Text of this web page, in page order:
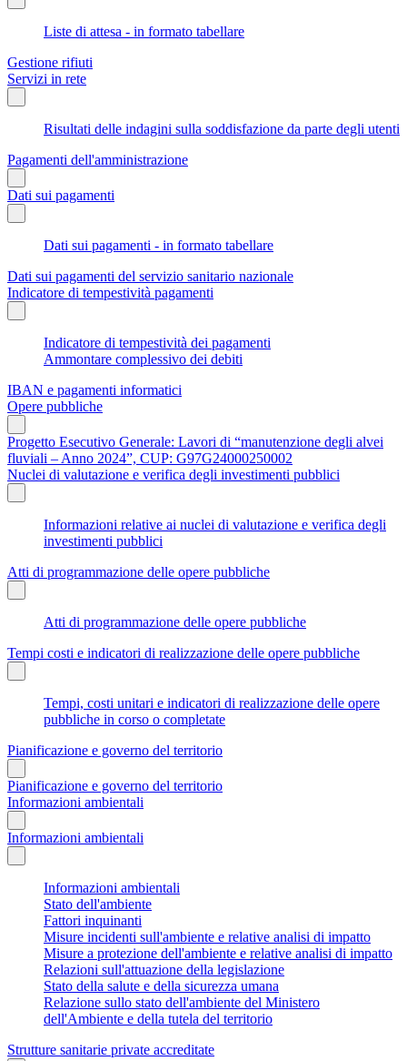
Liste di attesa - in formato tabellare
Gestione rifiuti
Servizi in rete
Risultati delle indagini sulla soddisfazione da parte degli utenti
Pagamenti dell'amministrazione
Dati sui pagamenti
Dati sui pagamenti - in formato tabellare
Dati sui pagamenti del servizio sanitario nazionale
Indicatore di tempestività pagamenti
Indicatore di tempestività dei pagamenti
Ammontare complessivo dei debiti
IBAN e pagamenti informatici
Opere pubbliche
Progetto Esecutivo Generale: Lavori di “manutenzione degli alvei
fluviali – Anno 2024”, CUP: G97G24000250002
Nuclei di valutazione e verifica degli investimenti pubblici
Informazioni relative ai nuclei di valutazione e verifica degli
investimenti pubblici
Atti di programmazione delle opere pubbliche
Atti di programmazione delle opere pubbliche
Tempi costi e indicatori di realizzazione delle opere pubbliche
Tempi, costi unitari e indicatori di realizzazione delle opere
pubbliche in corso o completate
Pianificazione e governo del territorio
Pianificazione e governo del territorio
Informazioni ambientali
Informazioni ambientali
Informazioni ambientali
Stato dell'ambiente
Fattori inquinanti
Misure incidenti sull'ambiente e relative analisi di impatto
Misure a protezione dell'ambiente e relative analisi di impatto
Relazioni sull'attuazione della legislazione
Stato della salute e della sicurezza umana
Relazione sullo stato dell'ambiente del Ministero
dell'Ambiente e della tutela del territorio
Strutture sanitarie private accreditate